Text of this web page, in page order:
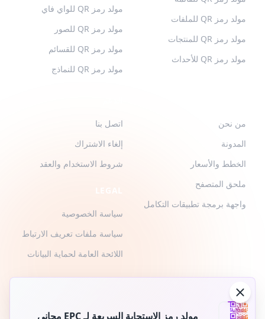
مولد رمز الاستجابة السريعة لـ EPC مجاني
مولد رمز QR للملفات
مولد رمز QR للمنتجات
مولد رمز QR للأحداث
مولد رمز QR للواي فاي
مولد رمز QR للصور
مولد رمز QR للقسائم
مولد رمز QR للنماذج
من نحن
المدونة
الخطط والأسعار
ملحق المتصفح
واجهة برمجة تطبيقات التكامل
اتصل بنا
إلغاء الاشتراك
شروط الاستخدام والعقد
سياسة الخصوصية
سياسة ملفات تعريف الارتباط
اللائحة العامة لحماية البيانات